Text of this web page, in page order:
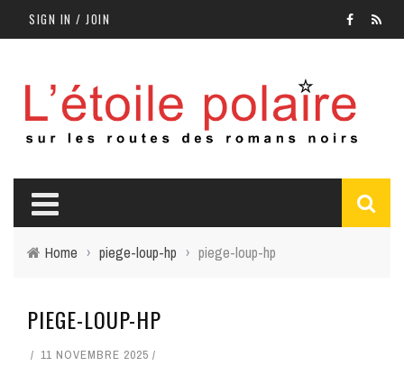
SIGN IN / JOIN
Home › piege-loup-hp › piege-loup-hp
PIEGE-LOUP-HP
11 NOVEMBRE 2025